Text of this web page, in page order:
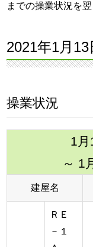
までの操業状況を
2021年1月
操業状況
1月
～ 1
建屋名
ＲＥ
－１